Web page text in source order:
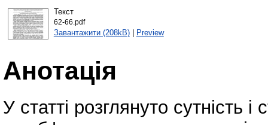
Текст
62-66.pdf
Завантажити (208kB)| Preview
Анотація
У статті розглянуто сутність